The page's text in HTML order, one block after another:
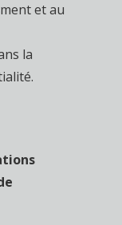
et au
la